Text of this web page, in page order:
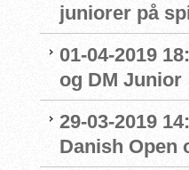
juniorer på
01-04-2019
og DM Junior
29-03-2019
Danish Open